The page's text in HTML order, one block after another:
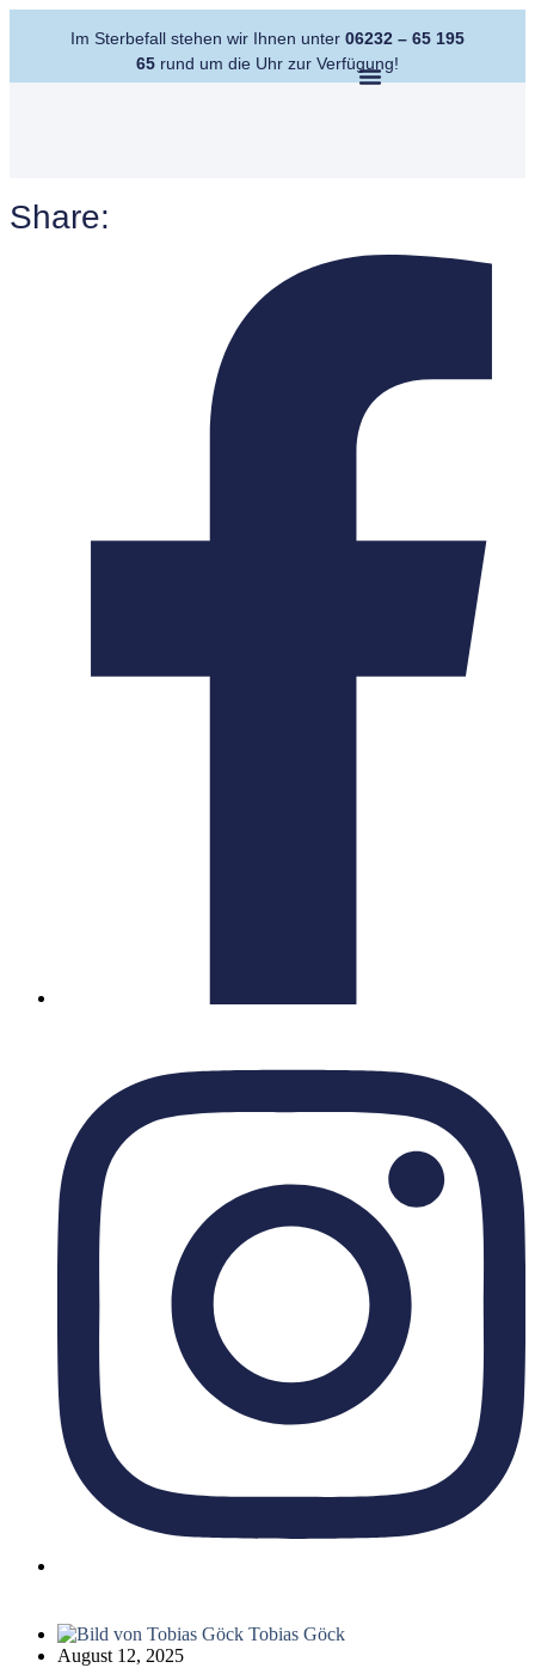
Im Sterbefall stehen wir Ihnen unter 06232 – 65 195
65 rund um die Uhr zur Verfügung!
Share:
Tobias Göck
August 12, 2025